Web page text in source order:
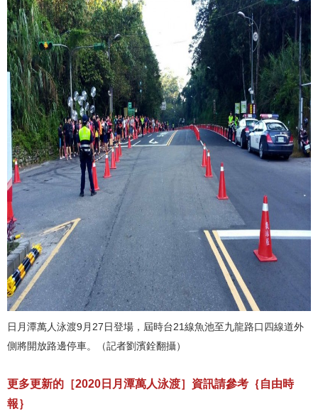
日月潭萬人泳渡9月27日登場，屆時台21線魚池至九龍路口四線道外
側將開放路邊停車。（記者劉濱銓翻攝）
更多更新的［2020日月潭萬人泳渡］資訊請參考｛自由時
報｝